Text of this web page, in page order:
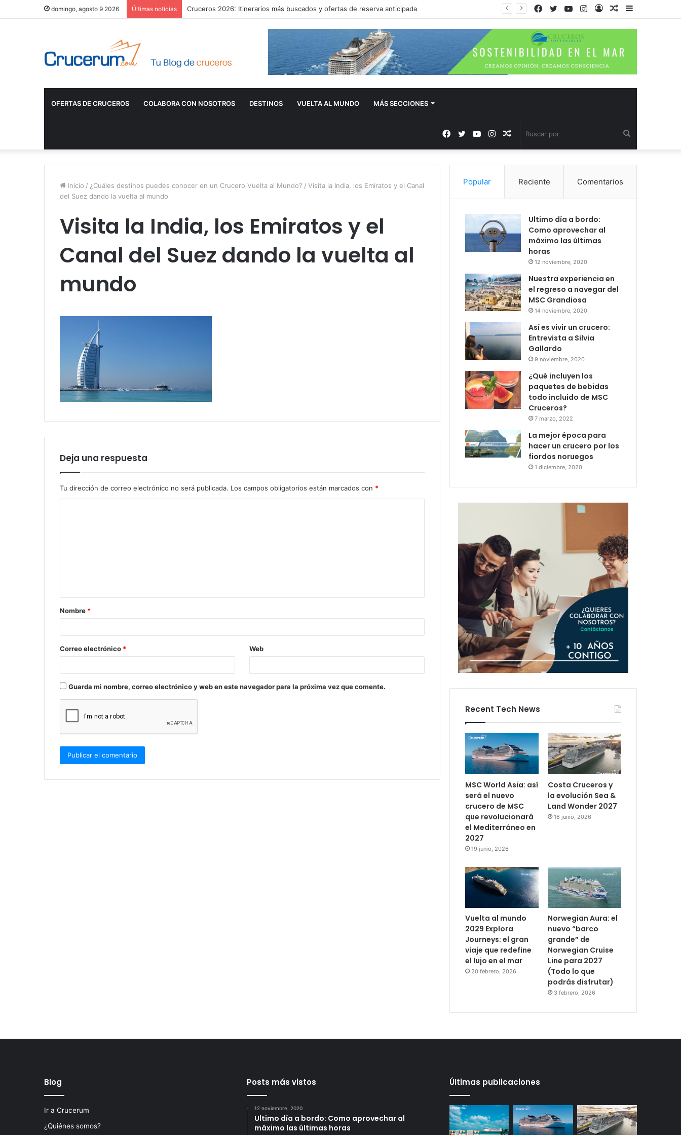
domingo, agosto 9 2026 Últimas notícias Cruceros 2026: Itinerarios más buscados y ofertas de reserva anticipada
Barra
Publicación
Acceso
Instagram
YouTube
Twitter
Facebook
OFERTAS DE CRUCEROS COLABORA CON NOSOTROS DESTINOS VUELTA AL MUNDO MÁS SECCIONES
por
Publicación
al
Instagram
YouTube
Twitter
Facebook
Inicio / ¿Cuáles destinos puedes conocer en un Crucero Vuelta al Mundo? / Visita la India, los Emiratos y el Canal
del Suez dando la vuelta al mundo
Visita la India, los Emiratos y el
Canal del Suez dando la vuelta al
mundo
Deja una respuesta
Tu dirección de correo electrónico no será publicada. Los campos obligatorios están marcados con *
a
r
*
Nombre *
Correo electrónico * Web
Guarda mi nombre, correo electrónico y web en este navegador para la próxima vez que comente.
Popular Reciente Comentarios
Ultimo día a bordo:
Como aprovechar al
máximo las últimas
horas
12 noviembre, 2020
Nuestra experiencia en
el regreso a navegar del
MSC Grandiosa
14 noviembre, 2020
Así es vivir un crucero:
Entrevista a Silvia
Gallardo
9 noviembre, 2020
¿Qué incluyen los
paquetes de bebidas
todo incluido de MSC
Cruceros?
7 marzo, 2022
La mejor época para
hacer un crucero por los
fiordos noruegos
1 diciembre, 2020
Recent Tech News
MSC World Asia: así
será el nuevo
crucero de MSC
que revolucionará
el Mediterráneo en
2027
19 junio, 2026
Costa Cruceros y
la evolución Sea &
Land Wonder 2027
16 junio, 2026
Vuelta al mundo
2029 Explora
Journeys: el gran
viaje que redefine
el lujo en el mar
20 febrero, 2026
Norwegian Aura: el
nuevo “barco
grande” de
Norwegian Cruise
Line para 2027
(Todo lo que
podrás disfrutar)
3 febrero, 2026
Blog
Ir a Crucerum
¿Quiénes somos?
Posts más vistos
12 noviembre, 2020
Ultimo día a bordo: Como aprovechar al
máximo las últimas horas
Últimas publicaciones